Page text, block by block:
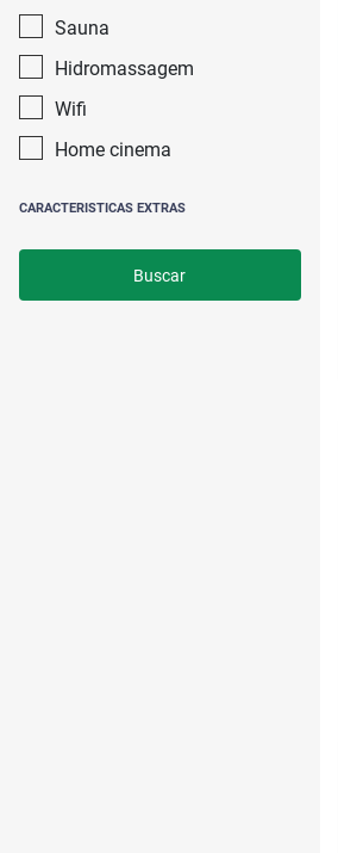
Sauna
Hidromassagem
Wifi
Home cinema
CARACTERISTICAS EXTRAS
Buscar